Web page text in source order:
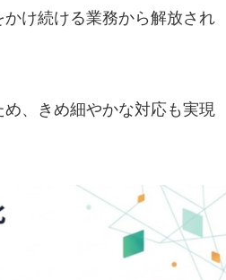
け続ける業務から解放され
、きめ細やかな対応も実現